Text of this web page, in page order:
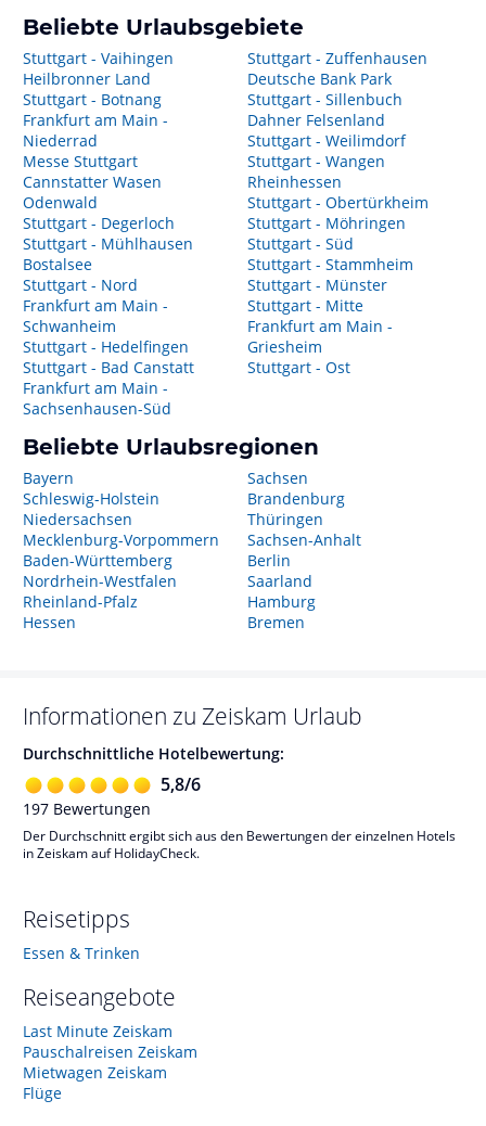
Beliebte Urlaubsgebiete
Stuttgart - Vaihingen
Heilbronner Land
Stuttgart - Botnang
Frankfurt am Main -
Niederrad
Messe Stuttgart
Cannstatter Wasen
Odenwald
Stuttgart - Degerloch
Stuttgart - Mühlhausen
Bostalsee
Stuttgart - Nord
Frankfurt am Main -
Schwanheim
Stuttgart - Hedelfingen
Stuttgart - Bad Canstatt
Frankfurt am Main -
Sachsenhausen-Süd
Stuttgart - Zuffenhausen
Deutsche Bank Park
Stuttgart - Sillenbuch
Dahner Felsenland
Stuttgart - Weilimdorf
Stuttgart - Wangen
Rheinhessen
Stuttgart - Obertürkheim
Stuttgart - Möhringen
Stuttgart - Süd
Stuttgart - Stammheim
Stuttgart - Münster
Stuttgart - Mitte
Frankfurt am Main -
Griesheim
Stuttgart - Ost
Beliebte Urlaubsregionen
Bayern
Schleswig-Holstein
Niedersachsen
Mecklenburg-Vorpommern
Baden-Württemberg
Nordrhein-Westfalen
Rheinland-Pfalz
Hessen
Sachsen
Brandenburg
Thüringen
Sachsen-Anhalt
Berlin
Saarland
Hamburg
Bremen
Informationen zu Zeiskam Urlaub
Durchschnittliche Hotelbewertung:
5,8/6
197 Bewertungen
Der Durchschnitt ergibt sich aus den Bewertungen der einzelnen Hotels
in Zeiskam auf HolidayCheck.
Reisetipps
Essen & Trinken
Reiseangebote
Last Minute Zeiskam
Pauschalreisen Zeiskam
Mietwagen Zeiskam
Flüge